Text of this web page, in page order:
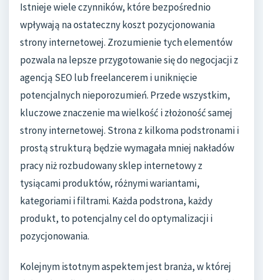
Istnieje wiele czynników, które bezpośrednio
wpływają na ostateczny koszt pozycjonowania
strony internetowej. Zrozumienie tych elementów
pozwala na lepsze przygotowanie się do negocjacji z
agencją SEO lub freelancerem i uniknięcie
potencjalnych nieporozumień. Przede wszystkim,
kluczowe znaczenie ma wielkość i złożoność samej
strony internetowej. Strona z kilkoma podstronami i
prostą strukturą będzie wymagała mniej nakładów
pracy niż rozbudowany sklep internetowy z
tysiącami produktów, różnymi wariantami,
kategoriami i filtrami. Każda podstrona, każdy
produkt, to potencjalny cel do optymalizacji i
pozycjonowania.
Kolejnym istotnym aspektem jest branża, w której